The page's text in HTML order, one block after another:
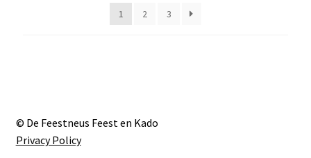
1 2 3
© De Feestneus Feest en Kado
Privacy Policy